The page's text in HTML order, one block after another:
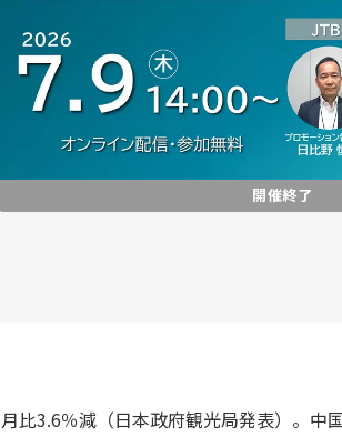
比3.6％減（日本政府観光局発表）。中